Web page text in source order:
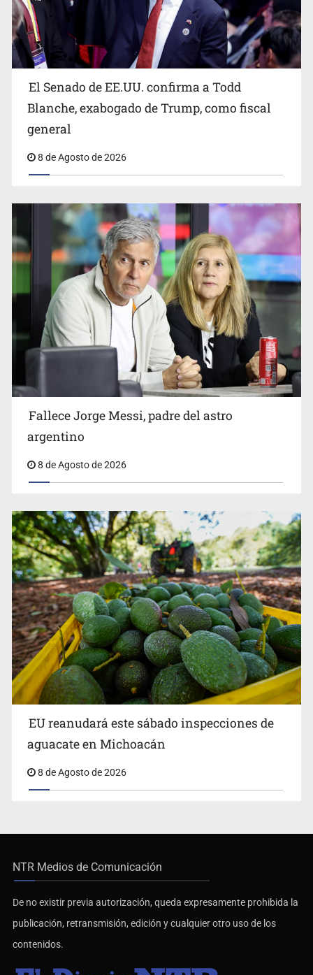
Avalan rebaja del Siapa para 203 colonias
Realizan primera boda de personas sordas en Zapopan
El Senado de EE.UU. confirma a Todd Blanche,
exabogado de Trump, como fiscal general
El Senado de EE.UU. confirma a Todd
Blanche, exabogado de Trump, como fiscal
general
8 de Agosto de 2026
Fallece Jorge Messi, padre del astro
argentino
8 de Agosto de 2026
EU reanudará este sábado inspecciones de
aguacate en Michoacán
8 de Agosto de 2026
NTR Medios de Comunicación
De no existir previa autorización, queda expresamente prohibida la
publicación, retransmisión, edición y cualquier otro uso de los
contenidos.